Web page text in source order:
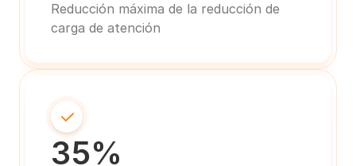
Reducción máxima de la reducción de
carga de atención
35%